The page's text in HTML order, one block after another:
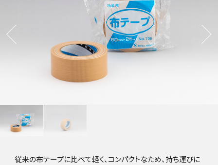
従来の布テープに比べて軽く、コンパクトなため、持ち運びに